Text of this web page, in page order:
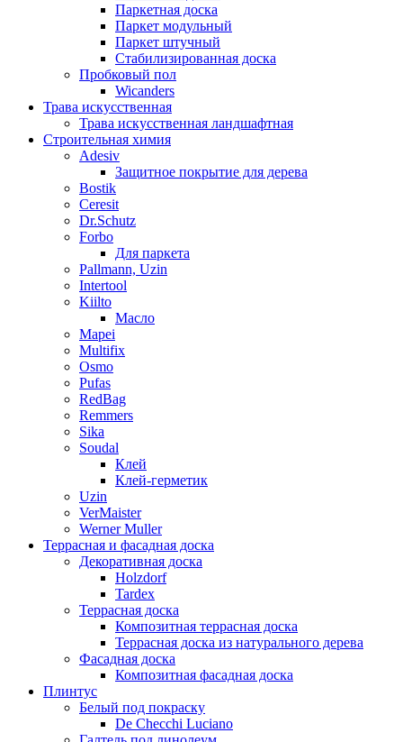
Паркетная доска
Паркет модульный
Паркет штучный
Стабилизированная доска
Пробковый пол
Wicanders
Трава искусственная
Трава искусственная ландшафтная
Строительная химия
Adesiv
Защитное покрытие для дерева
Bostik
Ceresit
Dr.Schutz
Forbo
Для паркета
Pallmann, Uzin
Intertool
Kiilto
Масло
Mapei
Multifix
Osmo
Pufas
RedBag
Remmers
Sika
Soudal
Клей
Клей-герметик
Uzin
VerMaister
Werner Muller
Террасная и фасадная доска
Декоративная доска
Holzdorf
Tardex
Террасная доска
Композитная террасная доска
Террасная доска из натурального дерева
Фасадная доска
Композитная фасадная доска
Плинтус
Белый под покраску
De Checchi Luciano